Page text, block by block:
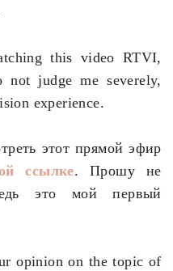
this video RTVI,
not judge me severely,
experience.
этот прямой эфир
ссылке. Прошу не
это мой первый
opinion on the topic of